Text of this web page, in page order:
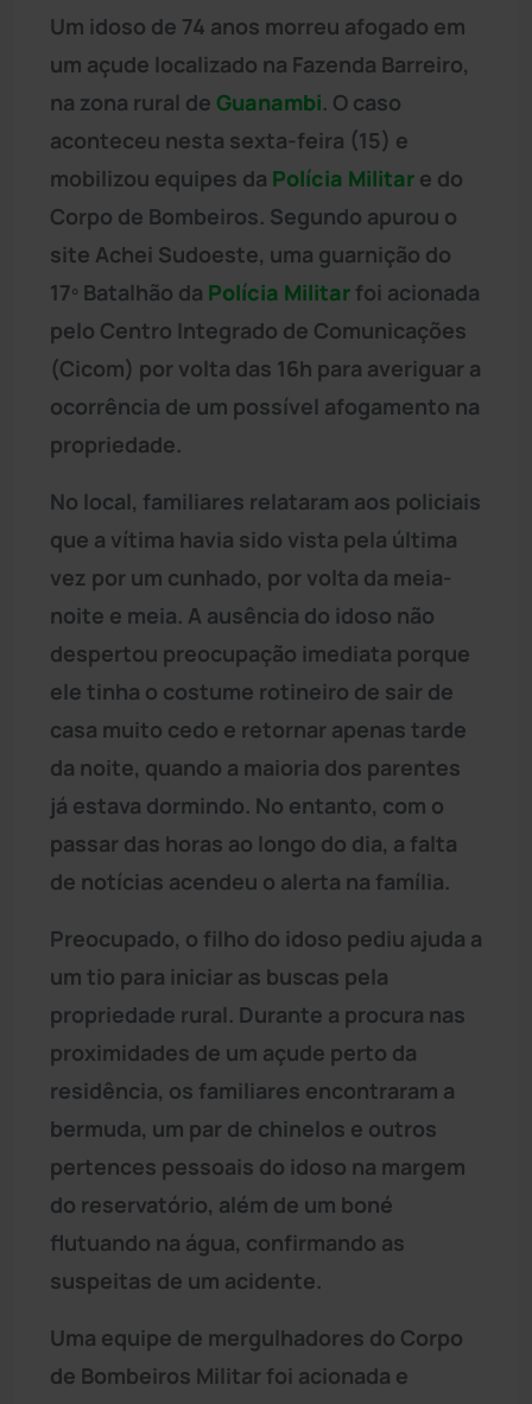
Um idoso de 74 anos morreu afogado em
um açude localizado na Fazenda Barreiro,
na zona rural de Guanambi. O caso
aconteceu nesta sexta-feira (15) e
mobilizou equipes da Polícia Militar e do
Corpo de Bombeiros. Segundo apurou o
site Achei Sudoeste, uma guarnição do
17º Batalhão da Polícia Militar foi acionada
pelo Centro Integrado de Comunicações
(Cicom) por volta das 16h para averiguar a
ocorrência de um possível afogamento na
propriedade.
No local, familiares relataram aos policiais
que a vítima havia sido vista pela última
vez por um cunhado, por volta da meia-
noite e meia. A ausência do idoso não
despertou preocupação imediata porque
ele tinha o costume rotineiro de sair de
casa muito cedo e retornar apenas tarde
da noite, quando a maioria dos parentes
já estava dormindo. No entanto, com o
passar das horas ao longo do dia, a falta
de notícias acendeu o alerta na família.
Preocupado, o filho do idoso pediu ajuda a
um tio para iniciar as buscas pela
propriedade rural. Durante a procura nas
proximidades de um açude perto da
residência, os familiares encontraram a
bermuda, um par de chinelos e outros
pertences pessoais do idoso na margem
do reservatório, além de um boné
flutuando na água, confirmando as
suspeitas de um acidente.
Uma equipe de mergulhadores do Corpo
de Bombeiros Militar foi acionada e